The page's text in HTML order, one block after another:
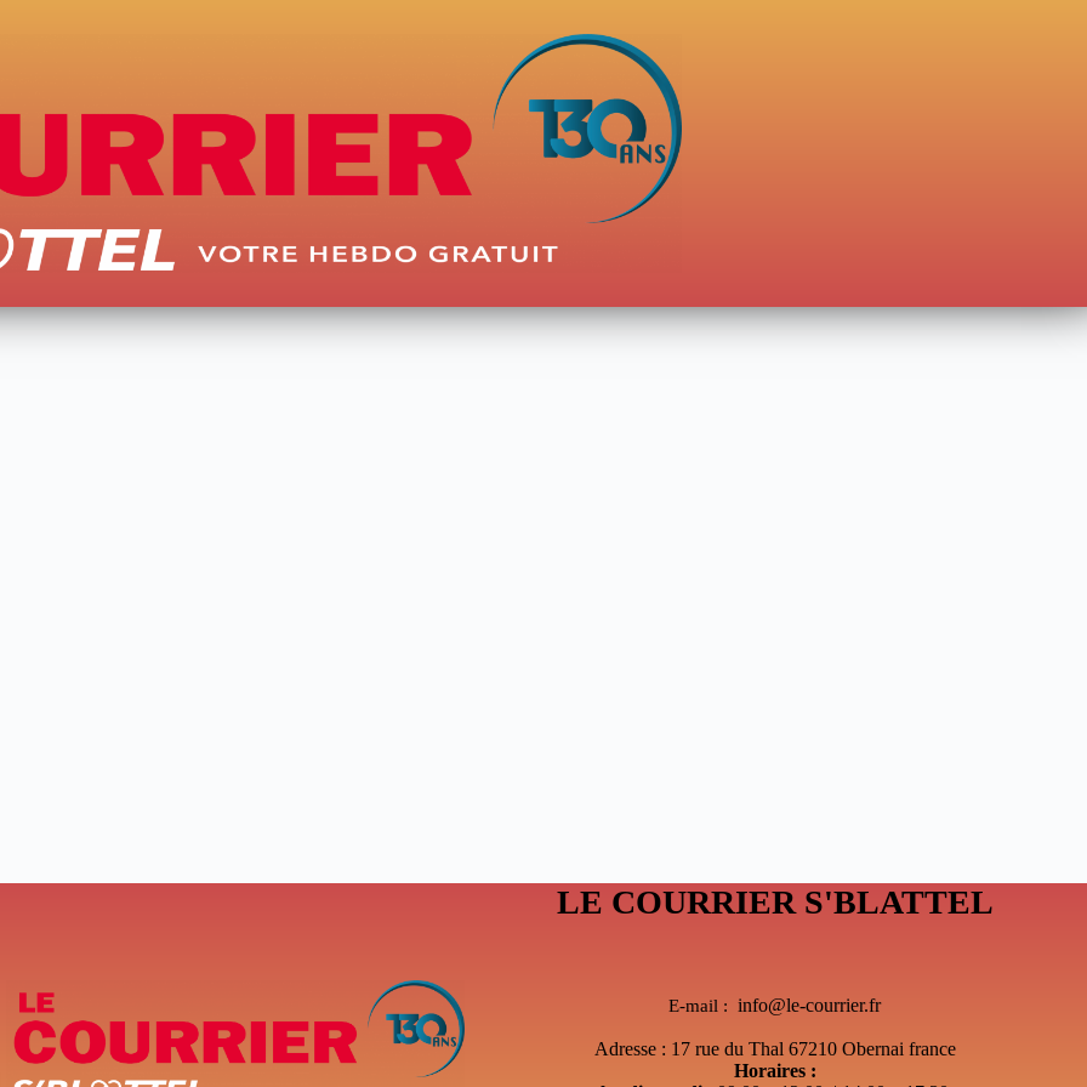
LE COURRIER S'BLATTEL
E-mail : info@le-courrier.fr
Adresse : 17 rue du Thal 67210 Obernai france
Horaires :